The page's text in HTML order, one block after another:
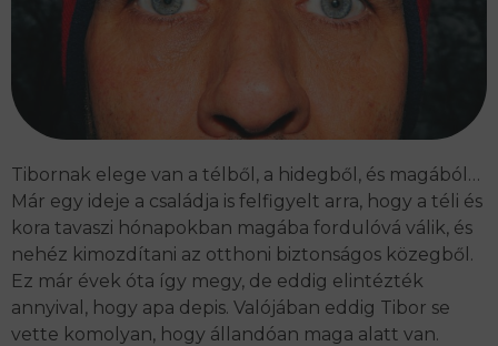
Tibornak elege van a télből, a hidegből, és magából…
Már egy ideje a családja is felfigyelt arra, hogy a téli és
kora tavaszi hónapokban magába fordulóvá válik, és
nehéz kimozdítani az otthoni biztonságos közegből.
Ez már évek óta így megy, de eddig elintézték
annyival, hogy apa depis. Valójában eddig Tibor se
vette komolyan, hogy állandóan maga alatt van.